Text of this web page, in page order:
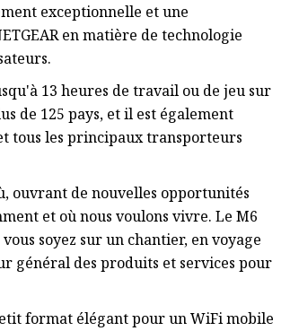
exceptionnelle et une
en matière de technologie
13 heures de travail ou de jeu sur
de 125 pays, et il est également
tous les principaux transporteurs
ouvrant de nouvelles opportunités
et où nous voulons vivre. Le M6
soyez sur un chantier, en voyage
général des produits et services pour
format élégant pour un WiFi mobile